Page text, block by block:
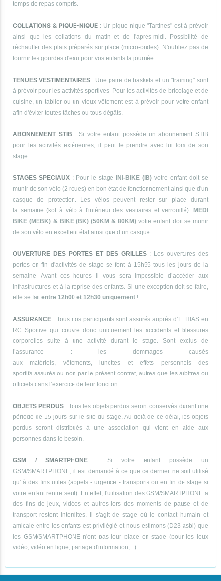
temps de repas compris.
COLLATIONS & PIQUE-NIQUE: Un pique-nique "Tartines" est à prévoir
ainsi que les collations du matin et de l'après-midi. Possibilité de
réchauffer des plats préparés sur place (micro-ondes). N'oubliez pas de
fournir les gourdes d'eau pour vos enfants la journée.
TENUES VESTIMENTAIRES: Une paire de baskets et un "training" sont
à prévoir pour les activités sportives. Pour les activités de bricolage et de
cuisine, un tablier ou un vieux vêtement est à prévoir pour votre enfant
afin d'éviter toutes tâches ou tous dégâts.
ABONNEMENT STIB : Si votre enfant possède un abonnement STIB
pour les activités extérieures, il peut le prendre avec lui lors de son
stage.
STAGES SPECIAUX : Pour le stage INI-BIKE (IB) votre enfant doit se
munir de son vélo (2 roues) en bon état de fonctionnement ainsi que d'un
casque de protection. Les vélos peuvent rester sur place durant
la semaine (kot à vélo à l'intérieur des vestiaires et verrouillé). MEDI
BIKE (MEBK) & BIKE (BK) (50KM & 80KM) votre enfant doit se munir
de son vélo en excellent état ainsi que d’un casque.
OUVERTURE DES PORTES ET DES GRILLES : Les ouvertures des
portes en fin d'activités de stage se font à 15h55 tous les jours de la
semaine. Avant ces heures il vous sera impossible d’accéder aux
infrastructures et à la reprise des enfants. Si une exception doit se faire,
elle se fait entre 12h00 et 12h30 uniquement !
ASSURANCE : Tous nos participants sont assurés auprès d’ETHIAS en
RC Sportive qui couvre donc uniquement les accidents et blessures
corporelles suite à une activité durant le stage. Sont exclus de
l’assurance : les dommages causés
aux matériels, vêtements, lunettes et effets personnels des
sportifs assurés ou non par le présent contrat, autres que les arbitres ou
officiels dans l’exercice de leur fonction.
OBJETS PERDUS: Tous les objets perdus seront conservés durant une
période de 15 jours sur le site du stage. Au delà de ce délai, les objets
perdus seront distribués à une association qui vient en aide aux
personnes dans le besoin.
GSM / SMARTPHONE : Si votre enfant possède un
GSM/SMARTPHONE, il est demandé à ce que ce dernier ne soit utilisé
qu' à des fins utiles (appels - urgence - transports ou en fin de stage si
votre enfant rentre seul). En effet, l'utilisation des GSM/SMARTPHONE a
des fins de jeux, vidéos et autres lors des moments de pause et de
transport restent interdites. Il s'agit de stage où le contact humain et
amicale entre les enfants est privilégié et nous estimons (D23 asbl) que
les GSM/SMARTPHONE n'ont pas leur place en stage (pour les jeux
vidéo, vidéo en ligne, partage d'information,...).